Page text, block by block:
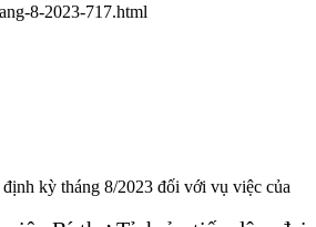
8-2023-717.html
kỳ tháng 8/2023 đối với vụ việc của